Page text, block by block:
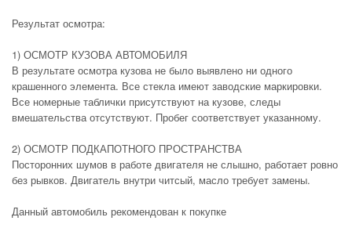
Результат осмотра:
1) ОСМОТР КУЗОВА АВТОМОБИЛЯ
В результате осмотра кузова не было выявлено ни одного
крашенного элемента. Все стекла имеют заводские маркировки.
Все номерные таблички присутствуют на кузове, следы
вмешательства отсутствуют. Пробег соответствует указанному.
2) ОСМОТР ПОДКАПОТНОГО ПРОСТРАНСТВА
Посторонних шумов в работе двигателя не слышно, работает ровно
без рывков. Двигатель внутри читсый, масло требует замены.
Данный автомобиль рекомендован к покупке